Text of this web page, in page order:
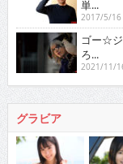
単...
2017/5/16
ゴー☆
ろ...
2021/11/
グラビア